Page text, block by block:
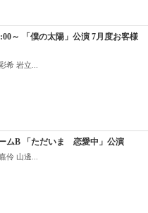
～ 「僕の太陽」公演 7月度お客様
希 岩立...
ムB 「ただいま 恋愛中」公演
伶 山邊...